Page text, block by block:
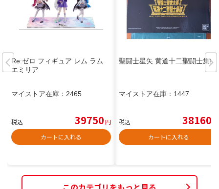
Re:ゼロ フィギュア レム ラム
エミリア
マイストア在庫： 2465
税込 39750円
カートに入れる
聖闘士星矢 黄道十二聖闘士集結
マイストア在庫： 1447
税込 38160
カートに入れる